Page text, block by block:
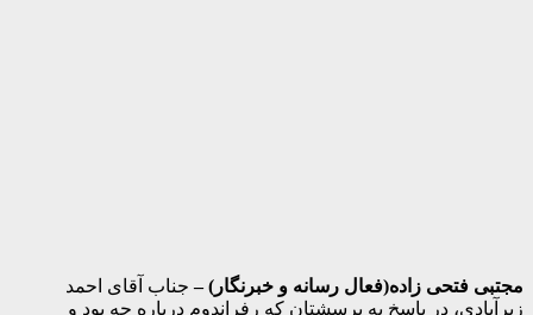
مجتبی فتحی زاده(فعال رسانه و خبرنگار) –جناب آقای احمد
زیرآبادی، در پاسخ به پرسشتان که رفراندوم درباره چه بود و